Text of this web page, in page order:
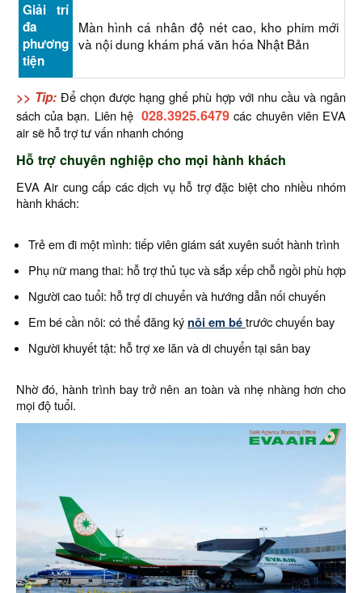
Giải trí
đa
phương
tiện
Màn hình cá nhân độ nét cao, kho phim mới
và nội dung khám phá văn hóa Nhật Bản
>> Tip: Để chọn được hạng ghế phù hợp với nhu cầu và ngân
sách của bạn. Liên hệ028.3925.6479 các chuyên viên EVA
air sẽ hỗ trợ tư vấn nhanh chóng
Hỗ trợ chuyên nghiệp cho mọi hành khách
EVA Air cung cấp các dịch vụ hỗ trợ đặc biệt cho nhiều nhóm
hành khách:
Trẻ em đi một mình: tiếp viên giám sát xuyên suốt hành trình
Phụ nữ mang thai: hỗ trợ thủ tục và sắp xếp chỗ ngồi phù hợp
Người cao tuổi: hỗ trợ di chuyển và hướng dẫn nối chuyến
Em bé cần nôi: có thể đăng ký nôi em bétrước chuyến bay
Người khuyết tật: hỗ trợ xe lăn và di chuyển tại sân bay
Nhờ đó, hành trình bay trở nên an toàn và nhẹ nhàng hơn cho
mọi độ tuổi.